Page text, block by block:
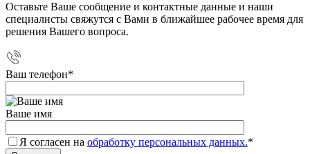
Оставьте Ваше сообщение и контактные данные и наши
специалисты свяжутся с Вами в ближайшее рабочее время для
решения Вашего вопроса.
Ваш телефон*
Ваше имя
Я согласен на обработку персональных данных.*